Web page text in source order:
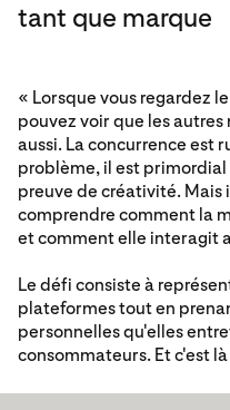
tant que marque
« Lorsque vous regardez
pouvez voir que les
aussi. La concurrence est
problème, il est
preuve de créativité.
comprendre comment la
et comment elle interagit
Le défi consiste à
plateformes tout en
personnelles qu'elles
consommateurs. Et c'est